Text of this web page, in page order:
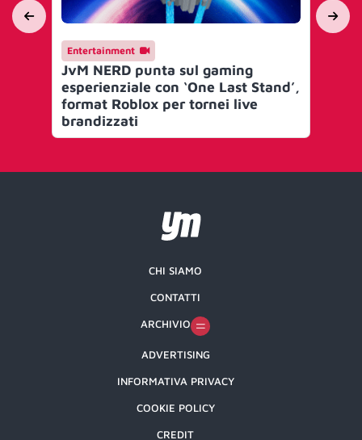
Entertainment
JvM NERD punta sul gaming
esperienziale con ‘One Last Stand’,
format Roblox per tornei live
brandizzati
CHI SIAMO
CONTATTI
ARCHIVIO
ADVERTISING
INFORMATIVA PRIVACY
COOKIE POLICY
CREDIT